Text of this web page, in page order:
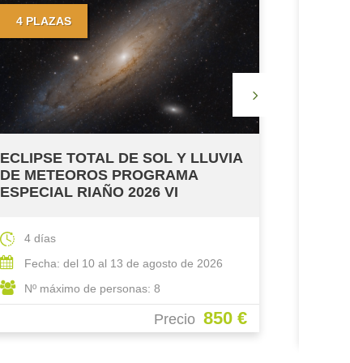
ECLIPSE TOTAL DE SOL Y LLUVIA
DE METEOROS PROGRAMA
ESPECIAL RIAÑO 2026 II
Precio 850 €
Fecha: del 10 al 13 de agosto de 2026
Nº máximo de personas: 15